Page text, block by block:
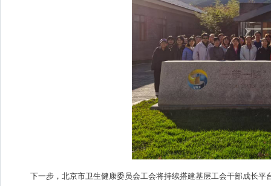
下一步，北京市卫生健康委员会工会将持续搭建基层工会干部成长